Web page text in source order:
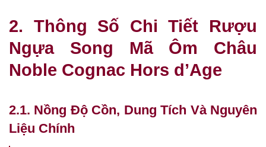
2. Thông Số Chi Tiết Rượu
Ngựa Song Mã Ôm Châu
Noble Cognac Hors d’Age
2.1. Nồng Độ Cồn, Dung Tích Và Nguyên
Liệu Chính